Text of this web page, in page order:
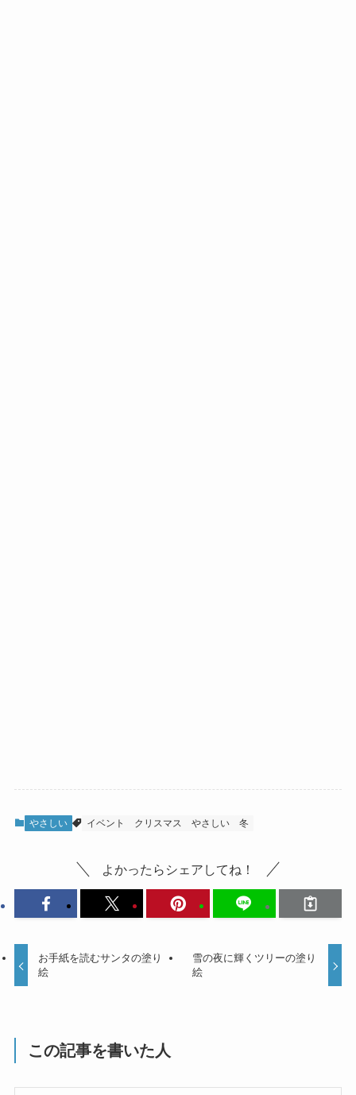
やさしい イベント クリスマス やさしい 冬
よかったらシェアしてね！
お手紙を読むサンタの塗り
絵
雪の夜に輝くツリーの塗り
絵
この記事を書いた人